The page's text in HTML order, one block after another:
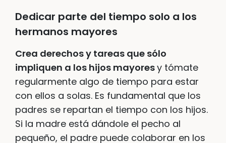
Dedicar parte del tiempo solo a los
hermanos mayores
Crea derechos y tareas que sólo
impliquen a los hijos mayoresy tómate
regularmente algo de tiempo para estar
con ellos a solas. Es fundamental que los
padres se repartan el tiempo con los hijos.
Si la madre está dándole el pecho al
pequeño, el padre puede colaborar en los